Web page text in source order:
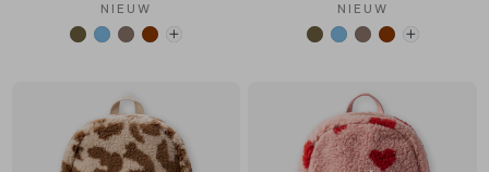
NIEUW NIEUW